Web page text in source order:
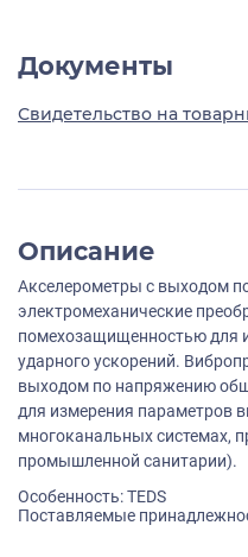
Документы
Свидетельство на
Описание
Акселерометры с выходом
электромеханические
помехозащищенностью для
ударного ускорений.
выходом по напряжению
для измерения параметров
многоканальных системах,
промышленной санитарии).
Особенность: TEDS
Поставляемые